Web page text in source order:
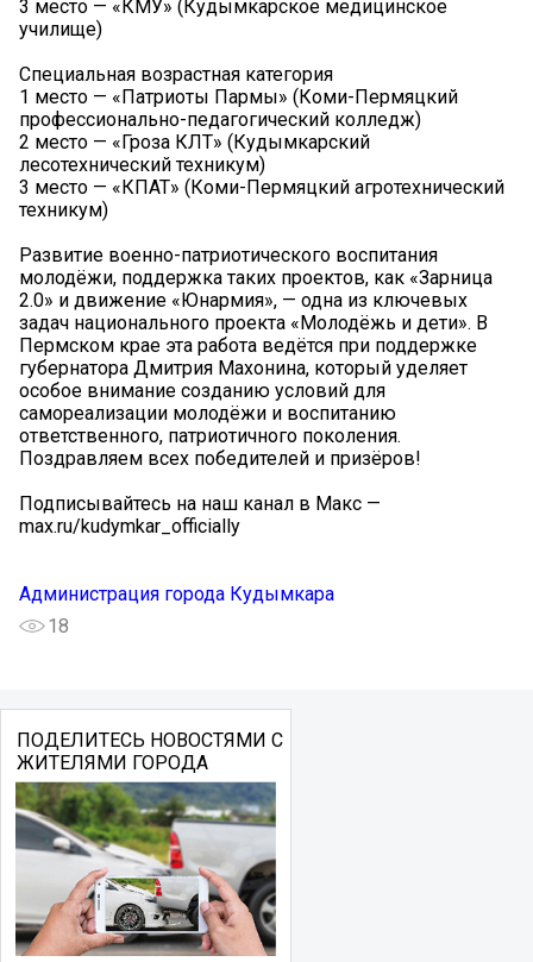
3 место — «КМУ» (Кудымкарское медицинское
училище)
Специальная возрастная категория
1 место — «Патриоты Пармы» (Коми-Пермяцкий
профессионально-педагогический колледж)
2 место — «Гроза КЛТ» (Кудымкарский
лесотехнический техникум)
3 место — «КПАТ» (Коми-Пермяцкий агротехнический
техникум)
Развитие военно-патриотического воспитания
молодёжи, поддержка таких проектов, как «Зарница
2.0» и движение «Юнармия», — одна из ключевых
задач национального проекта «Молодёжь и дети». В
Пермском крае эта работа ведётся при поддержке
губернатора Дмитрия Махонина, который уделяет
особое внимание созданию условий для
самореализации молодёжи и воспитанию
ответственного, патриотичного поколения.
Поздравляем всех победителей и призёров!
Подписывайтесь на наш канал в Макс —
max.ru/kudymkar_officially
Администрация города Кудымкара
18
ПОДЕЛИТЕСЬ НОВОСТЯМИ С
ЖИТЕЛЯМИ ГОРОДА